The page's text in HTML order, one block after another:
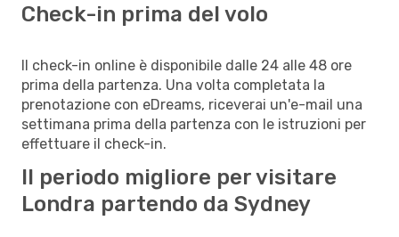
Check-in prima del volo
Il check-in online è disponibile dalle 24 alle 48 ore
prima della partenza. Una volta completata la
prenotazione con eDreams, riceverai un'e-mail una
settimana prima della partenza con le istruzioni per
effettuare il check-in.
Il periodo migliore per visitare
Londra partendo da Sydney